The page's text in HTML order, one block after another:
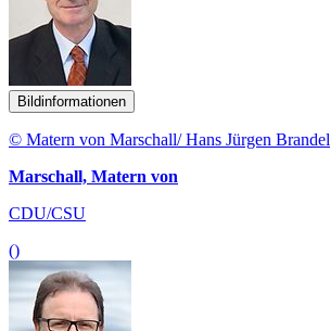
Bildinformationen
© Matern von Marschall/ Hans Jürgen Brandel
Marschall, Matern von
CDU/CSU
()